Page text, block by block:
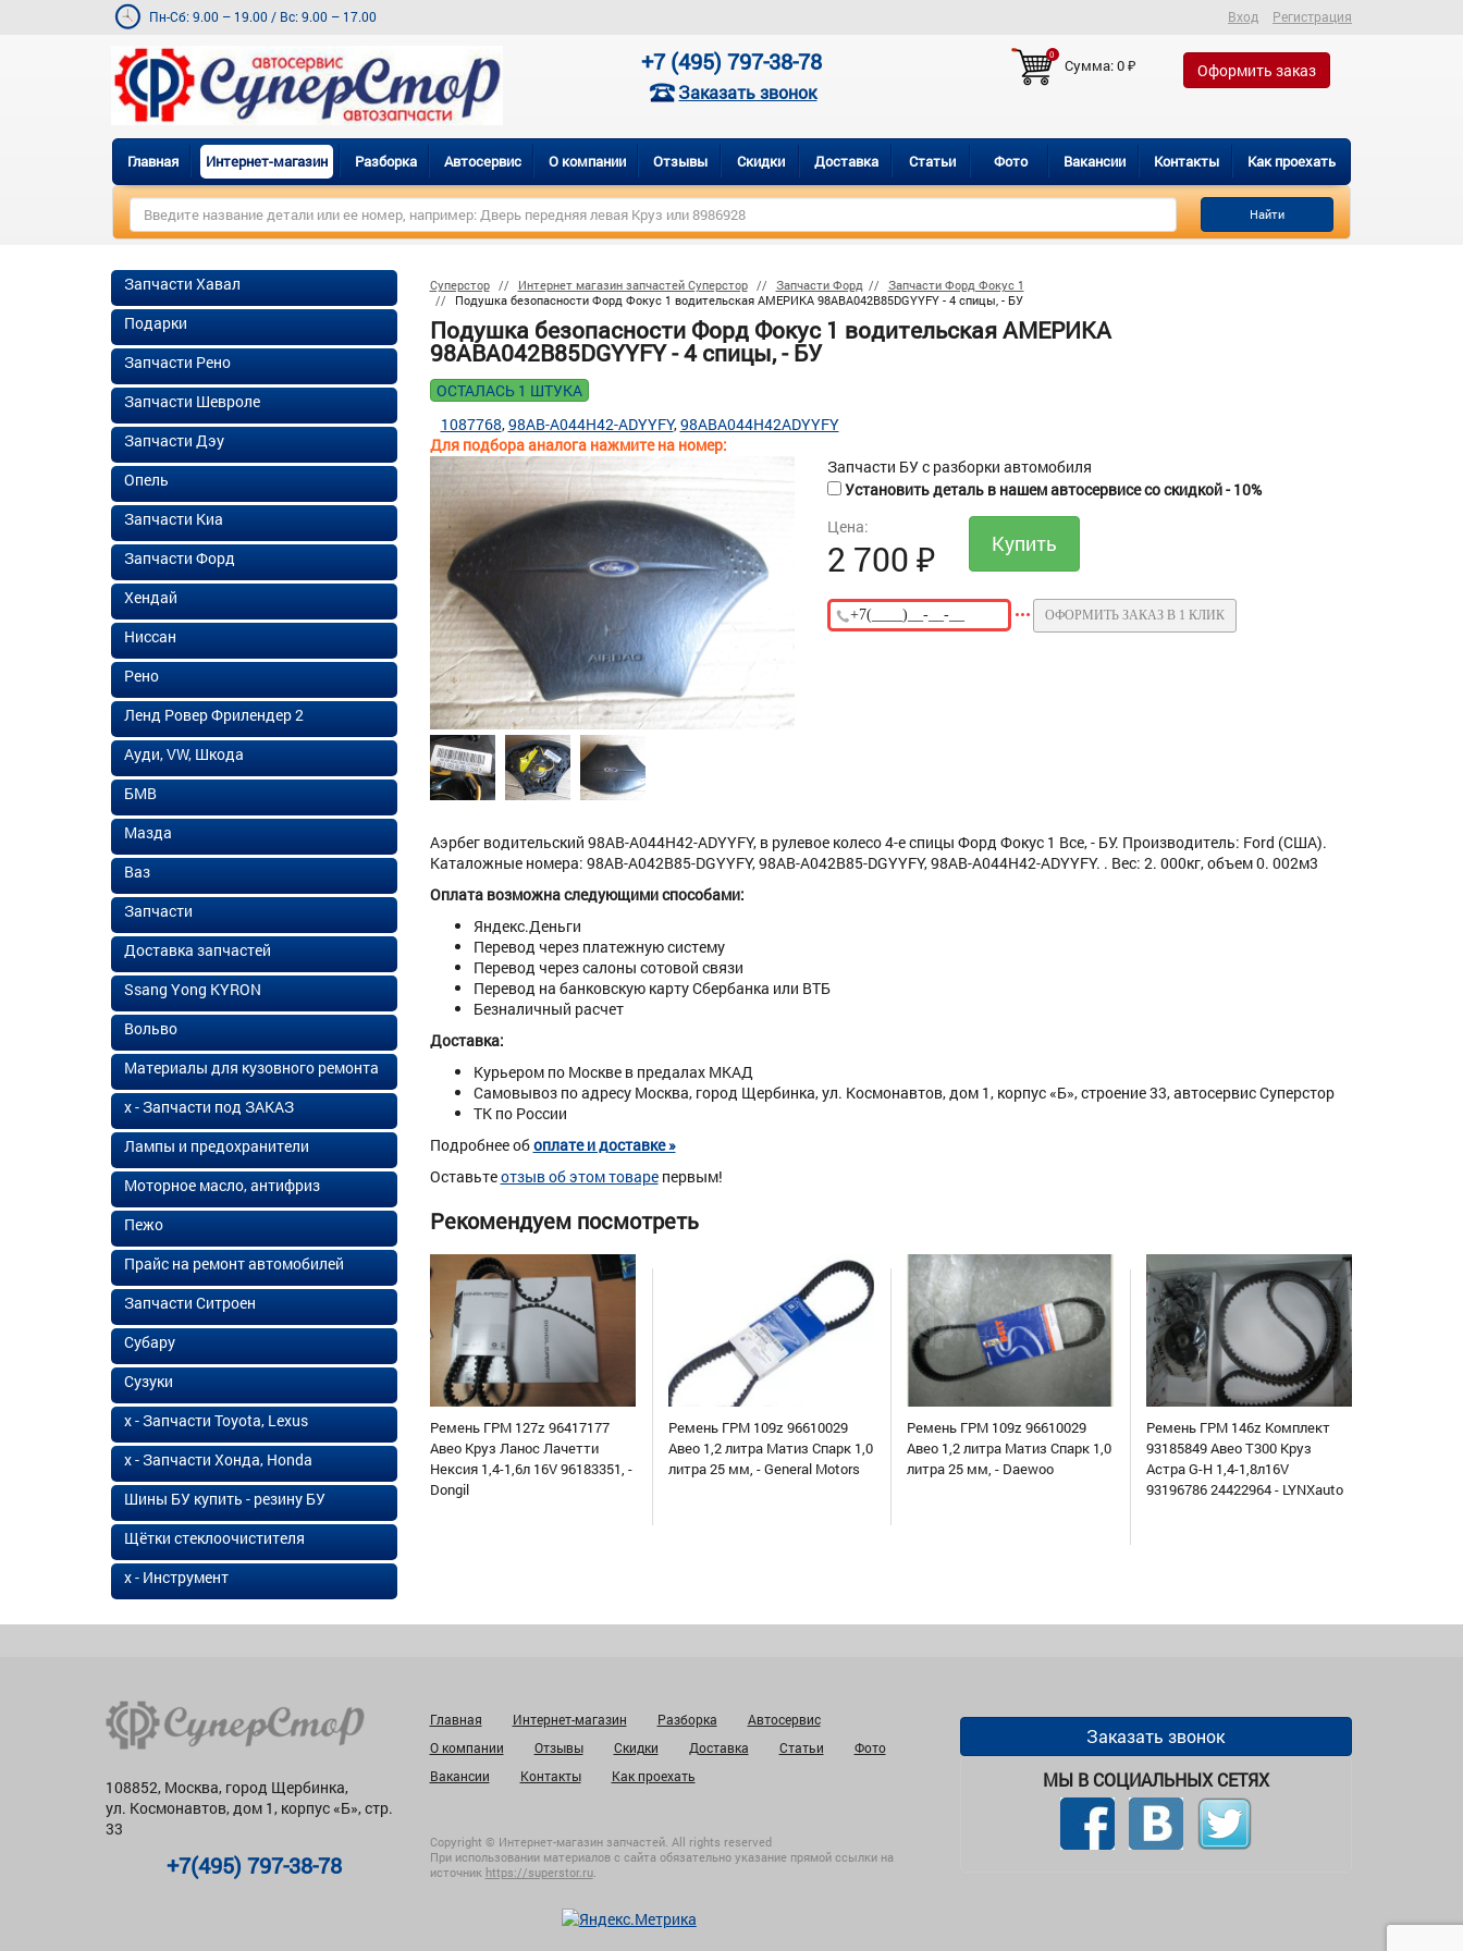
Пн-Сб: 9.00 – 19.00 / Вс: 9.00 – 17.00 Вход Регистрация
+7 (495) 797-38-78
Заказать звонок
0
Сумма:0₽ Оформить заказ
Главная Интернет-магазин Разборка Автосервис О компании Отзывы Скидки Доставка Статьи Фото Вакансии Контакты Как проехать
Найти
Суперстор Интернет магазин запчастей Суперстор Запчасти Форд
Запчасти Форд Фокус 1
Подушка безопасности Форд Фокус 1 водительская АМЕРИКА 98ABA042B85DGYYFY - 4 спицы, - БУ
Подушка безопасности Форд Фокус 1 водительская АМЕРИКА
98ABA042B85DGYYFY - 4 спицы, - БУ
ОСТАЛАСЬ 1 ШТУКА
Для подбора аналога нажмите на номер:
1087768 98AB-A044H42-ADYYFY 98ABA044H42ADYYFY
Запчасти БУ с разборки автомобиля
Установить деталь в нашем автосервисе со скидкой - 10%
Цена:
2 700₽
ОФОРМИТЬ ЗАКАЗ В 1 КЛИК
Аэрбег водительский 98AB-A044H42-ADYYFY, в рулевое колесо 4-е спицы Форд Фокус 1 Все, - БУ. Производитель: Ford (США).
Каталожные номера: 98AB-A042B85-DGYYFY, 98AB-A042B85-DGYYFY, 98AB-A044H42-ADYYFY. . Вес: 2. 000кг, объем 0. 002м3
Оплата возможна следующими способами:
Яндекс.Деньги
Перевод через платежную систему
Перевод через салоны сотовой связи
Перевод на банковскую карту Сбербанка или ВТБ
Безналичный расчет
Доставка:
Курьером по Москве в предалах МКАД
Самовывоз по адресу Москва, город Щербинка, ул. Космонавтов, дом 1, корпус «Б», строение 33, автосервис Суперстор
ТК по России
Подробнее обоплате и доставке »
Оставьтеотзыв об этом товарепервым!
Рекомендуем посмотреть
Ремень ГРМ 127z 96417177
Авео Круз Ланос Лачетти
Нексия 1,4-1,6л 16V 96183351, -
Dongil
Ремень ГРМ 109z 96610029
Авео 1,2 литра Матиз Спарк 1,0
литра 25 мм, - General Motors
Ремень ГРМ 109z 96610029
Авео 1,2 литра Матиз Спарк 1,0
литра 25 мм, - Daewoo
Ремень ГРМ 146z Комплект
93185849 Авео Т300 Круз
Астра G-H 1,4-1,8л16V
93196786 24422964 - LYNXauto
Запчасти Хавал
Подарки
Запчасти Рено
Запчасти Шевроле
Запчасти Дэу
Опель
Запчасти Киа
Запчасти Форд
Хендай
Ниссан
Рено
Ленд Ровер Фрилендер 2
Ауди, VW, Шкода
БМВ
Мазда
Ваз
Запчасти
Доставка запчастей
Ssang Yong KYRON
Вольво
Материалы для кузовного ремонта
х - Запчасти под ЗАКАЗ
Лампы и предохранители
Моторное масло, антифриз
Пежо
Прайс на ремонт автомобилей
Запчасти Ситроен
Субару
Сузуки
х - Запчасти Toyota, Lexus
х - Запчасти Хонда, Honda
Шины БУ купить - резину БУ
Щётки стеклоочистителя
х - Инструмент
108852, Москва, город Щербинка,
ул. Космонавтов, дом 1, корпус «Б», стр.
33
+7(495) 797-38-78
Главная Интернет-магазин Разборка
Автосервис
О компании
Отзывы Скидки Доставка Статьи
Фото
Вакансии
Контакты Как проехать
Copyright © Интернет-магазин запчастей. All rights reserved
При использовании материалов с сайта обязательно указание прямой ссылки на
источник https://superstor.ru.
Заказать звонок
МЫ В СОЦИАЛЬНЫХ СЕТЯХ